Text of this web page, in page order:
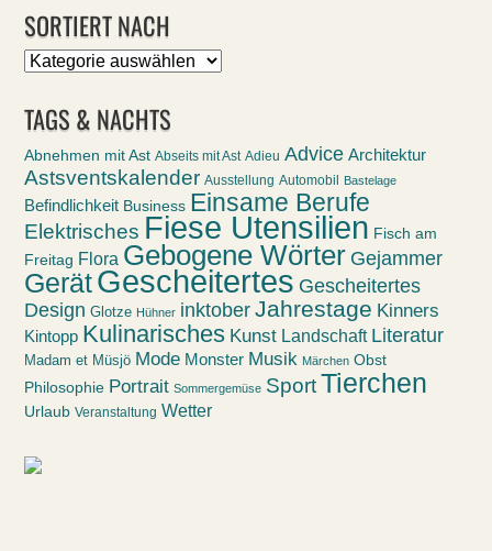
SORTIERT NACH
Sortiert
TAGS & NACHTS
Abnehmen mit Ast Abseits mit Ast Adieu Advice Architektur
Astsventskalender Ausstellung Automobil Bastelage
Befindlichkeit Business Einsame Berufe
Elektrisches Fiese Utensilien Fisch am
Freitag Flora Gebogene Wörter Gejammer
GerätGescheitertes Gescheitertes
Design Glotze Hühner inktober Jahrestage Kinners
Kintopp Kulinarisches Kunst Landschaft Literatur
Madam et Müsjö Mode Monster Musik Märchen Obst
Philosophie Portrait Sommergemüse Sport Tierchen
Urlaub Veranstaltung Wetter